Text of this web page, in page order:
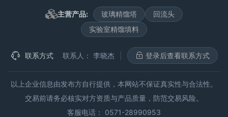
主营产品: 玻璃精馏塔
回流头
实验室精馏填料
联系方式 联系人： 李晓杰 登录后查看联系方式
以上企业信息由发布方自行提供，本网站不保证真实性与合法性。
交易前请务必核实对方资质与产品质量，防范交易风险。
客服电话： 0571-28990953